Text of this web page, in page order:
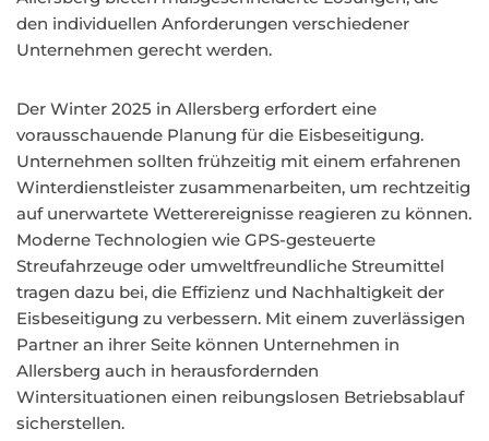
den individuellen Anforderungen verschiedener
Unternehmen gerecht werden.
Der Winter 2025 in Allersberg erfordert eine
vorausschauende Planung für die Eisbeseitigung.
Unternehmen sollten frühzeitig mit einem erfahrenen
Winterdienstleister zusammenarbeiten, um rechtzeitig
auf unerwartete Wetterereignisse reagieren zu können.
Moderne Technologien wie GPS-gesteuerte
Streufahrzeuge oder umweltfreundliche Streumittel
tragen dazu bei, die Effizienz und Nachhaltigkeit der
Eisbeseitigung zu verbessern. Mit einem zuverlässigen
Partner an ihrer Seite können Unternehmen in
Allersberg auch in herausfordernden
Wintersituationen einen reibungslosen Betriebsablauf
sicherstellen.